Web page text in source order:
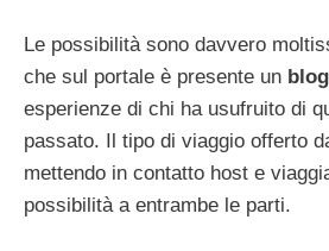
Le possibilità sono davvero
che sul portale è presente un blog
esperienze di chi ha usufruito di
passato. Il tipo di viaggio offerto
mettendo in contatto host e
possibilità a entrambe le parti.